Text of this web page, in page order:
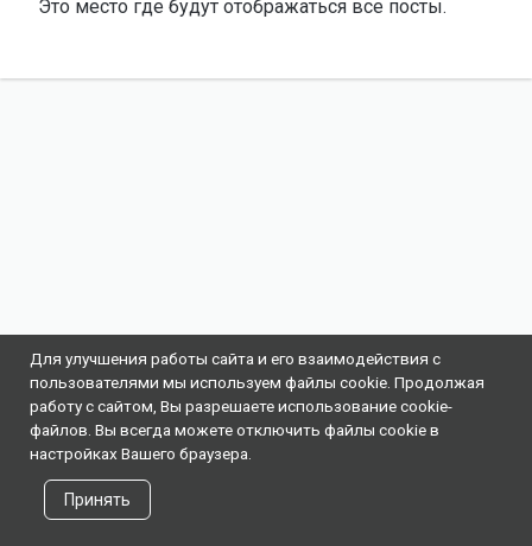
Это место где будут отображаться все посты.
Для улучшения работы сайта и его взаимодействия с
пользователями мы используем файлы cookie. Продолжая
работу с сайтом, Вы разрешаете использование cookie-
файлов. Вы всегда можете отключить файлы cookie в
настройках Вашего браузера.
Принять